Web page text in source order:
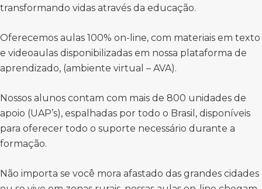
transformando vidas através da educação.
Oferecemos aulas 100% on-line, com materiais em texto
e videoaulas disponibilizadas em nossa plataforma de
aprendizado, (ambiente virtual – AVA).
Nossos alunos contam com mais de 800 unidades de
apoio (UAP’s), espalhadas por todo o Brasil, disponíveis
para oferecer todo o suporte necessário durante a
formação.
Não importa se você mora afastado das grandes cidades